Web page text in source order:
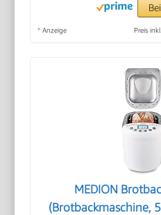
* Anzeige Preis
MEDION
(Brotbackmaschine,